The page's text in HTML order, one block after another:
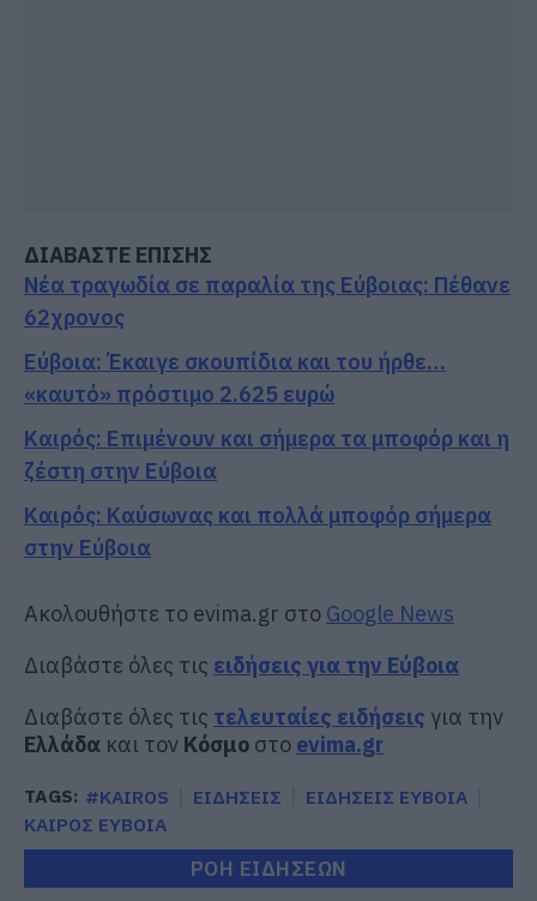
ΔΙΑΒΑΣΤΕ ΕΠΙΣΗΣ
Νέα τραγωδία σε παραλία της Εύβοιας: Πέθανε
62χρονος
Εύβοια: Έκαιγε σκουπίδια και του ήρθε…
«καυτό» πρόστιμο 2.625 ευρώ
Καιρός: Επιμένουν και σήμερα τα μποφόρ και η
ζέστη στην Εύβοια
Καιρός: Καύσωνας και πολλά μποφόρ σήμερα
στην Εύβοια
Ακολουθήστε το evima.gr στο Google News
Διαβάστε όλες τις ειδήσεις για την Εύβοια
Διαβάστε όλες τις τελευταίες ειδήσεις για την
Ελλάδα και τον Κόσμο στο evima.gr
TAGS: #KAIROS ΕΙΔΗΣΕΙΣ
ΕΙΔΗΣΕΙΣ ΕΥΒΟΙΑ
ΚΑΙΡΟΣ ΕΥΒΟΙΑ
ΡΟΗ ΕΙΔΗΣΕΩΝ